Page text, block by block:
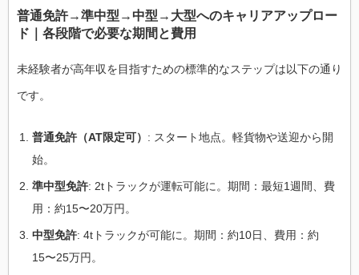
普通免許→準中型→中型→大型へのキャリアアップロー
ド｜各段階で必要な期間と費用
未経験者が高年収を目指すための標準的なステップは以下の通り
です。
普通免許（AT限定可） : スタート地点。軽貨物や送迎から開
始。
準中型免許: 2tトラックが運転可能に。期間：最短1週間、費
用：約15〜20万円。
中型免許: 4tトラックが可能に。期間：約10日、費用：約
15〜25万円。